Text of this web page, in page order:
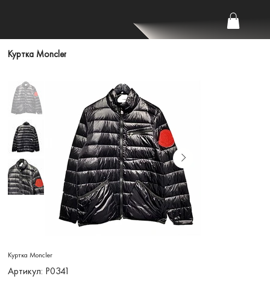
Куртка Moncler
Куртка Moncler
Артикул: Артикул
Р0341
Р0341